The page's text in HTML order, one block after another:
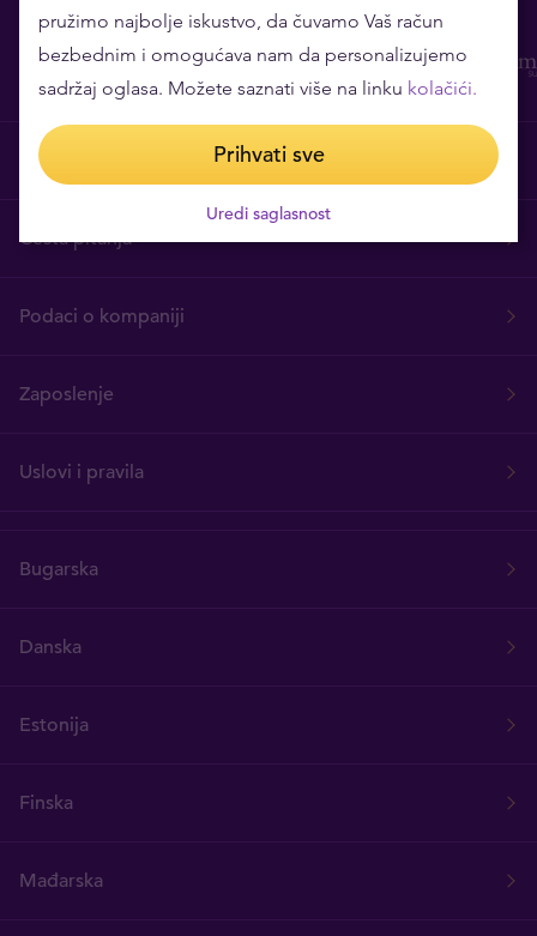
O nama
Česta pitanja
Podaci o kompaniji
Zaposlenje
Uslovi i pravila
Bugarska
Danska
Estonija
Finska
Mađarska
pružimo najbolje iskustvo, da čuvamo Vaš račun
bezbednim i omogućava nam da personalizujemo
sadržaj oglasa. Možete saznati više na linku kolačići.
Prihvati sve
Uredi saglasnost